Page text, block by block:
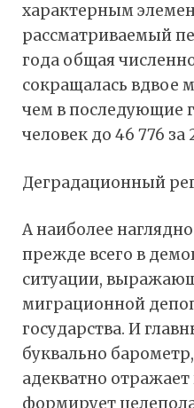
характерным
рассматриваемый
года общая
сокращалась вдвое
чем в последующие
человек до 46 776 за
Деградационный
А наиболее
прежде всего в
ситуации,
миграционной
государства. И
буквально
адекватно
формирует